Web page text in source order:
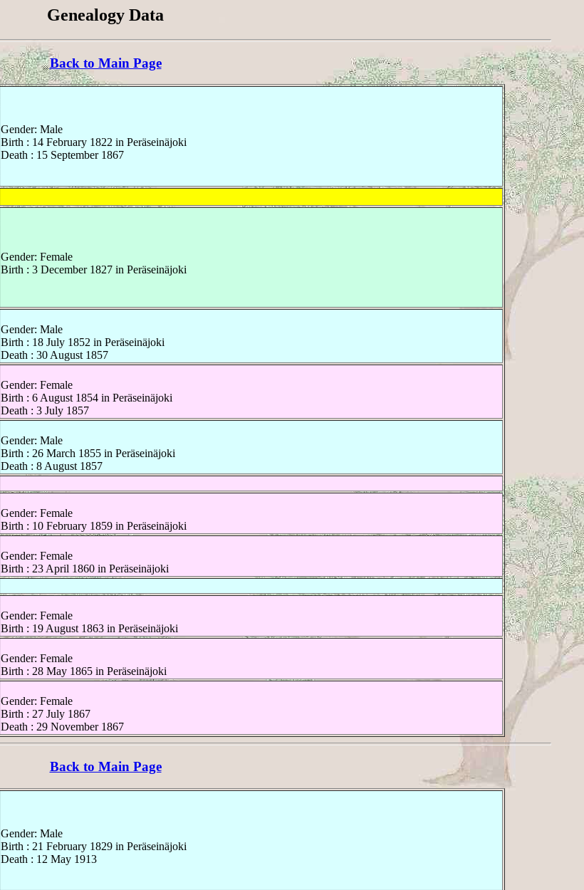
Genealogy Data
Back to Main Page
Gender: Male
Birth : 14 February 1822 in Peräseinäjoki
Death : 15 September 1867
Gender: Female
Birth : 3 December 1827 in Peräseinäjoki
Gender: Male
Birth : 18 July 1852 in Peräseinäjoki
Death : 30 August 1857
Gender: Female
Birth : 6 August 1854 in Peräseinäjoki
Death : 3 July 1857
Gender: Male
Birth : 26 March 1855 in Peräseinäjoki
Death : 8 August 1857
Gender: Female
Birth : 10 February 1859 in Peräseinäjoki
Gender: Female
Birth : 23 April 1860 in Peräseinäjoki
Gender: Female
Birth : 19 August 1863 in Peräseinäjoki
Gender: Female
Birth : 28 May 1865 in Peräseinäjoki
Gender: Female
Birth : 27 July 1867
Death : 29 November 1867
Back to Main Page
Gender: Male
Birth : 21 February 1829 in Peräseinäjoki
Death : 12 May 1913